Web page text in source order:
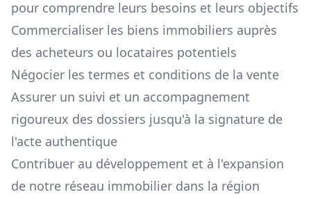
pour comprendre leurs besoins et leurs objectifs
Commercialiser les biens immobiliers auprès
des acheteurs ou locataires potentiels
Négocier les termes et conditions de la vente
Assurer un suivi et un accompagnement
rigoureux des dossiers jusqu'à la signature de
l'acte authentique
Contribuer au développement et à l'expansion
de notre réseau immobilier dans la région